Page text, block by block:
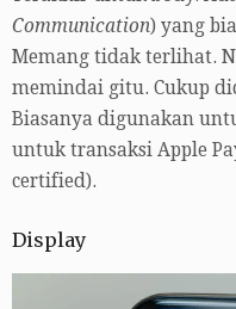
Communication) yang
Memang tidak terlihat.
memindai gitu. Cukup
Biasanya digunakan
untuk transaksi Apple
certified).
Display